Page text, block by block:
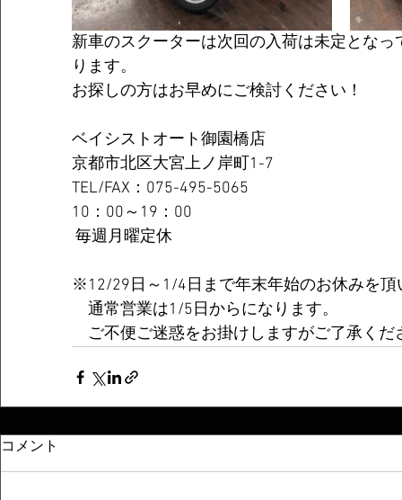
新車のスクーターは次回の入荷は未定とな
ります。
お探しの方はお早めにご検討ください！
ベイシストオート御園橋店
京都市北区大宮上ノ岸町1-7
TEL/FAX：075-495-5065
10：00～19：00
毎週月曜定休
※12/29日～1/4日まで年末年始のお休みを頂
通常営業は1/5日からになります。
ご不便ご迷惑をお掛けしますがご了承くだ
コメント